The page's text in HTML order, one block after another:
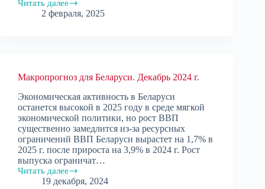
Читать далее
Макроэкономические
2 февраля, 2025
Макропрогноз для Беларуси. Декабрь 2024 г.
Экономическая активность в Беларуси
останется высокой в 2025 году в среде мягкой
экономической политики, но рост ВВП
существенно замедлится из-за ресурсных
ограничений ВВП Беларуси вырастет на 1,7% в
2025 г. после прироста на 3,9% в 2024 г. Рост
выпуска ограничат…
Читать далее
Макропрогноз
19 декабря, 2024